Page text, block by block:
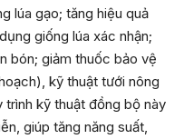
lúa gạo; tăng hiệu quả
giống lúa xác nhận;
bón; giảm thuốc bảo vệ
kỹ thuật tưới nông
kỹ thuật đồng bộ này
giúp tăng năng suất,